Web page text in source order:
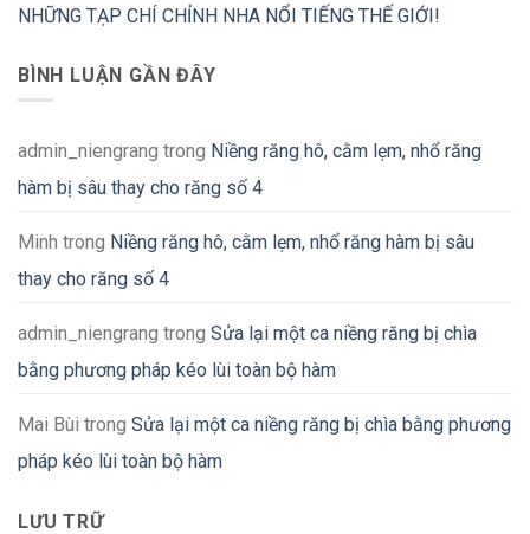
NHỮNG TẠP CHÍ CHỈNH NHA NỔI TIẾNG THẾ GIỚI!
BÌNH LUẬN GẦN ĐÂY
admin_niengrang trong Niềng răng hô, cằm lẹm, nhổ răng
hàm bị sâu thay cho răng số 4
Minh trong Niềng răng hô, cằm lẹm, nhổ răng hàm bị sâu
thay cho răng số 4
admin_niengrang trong Sửa lại một ca niềng răng bị chìa
bằng phương pháp kéo lùi toàn bộ hàm
Mai Bùi trong Sửa lại một ca niềng răng bị chìa bằng phương
pháp kéo lùi toàn bộ hàm
LƯU TRỮ